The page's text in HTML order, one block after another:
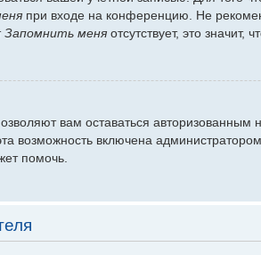
при входе на конференцию. Не
Запомнить меня отсутствует, это значит,
вам оставаться
возможность включена
помочь.